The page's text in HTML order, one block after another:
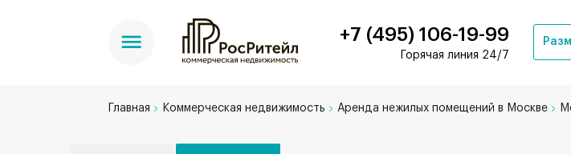
+7 (495) 106-19-99
Горячая линия 24/7
Главная Коммерческая недвижимость Аренда нежилых помещений в Москве